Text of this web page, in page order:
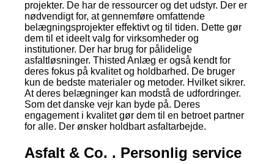
projekter. De har de ressourcer og det udstyr. Der er
nødvendigt for, at gennemføre omfattende
belægningsprojekter effektivt og til tiden. Dette gør
dem til et ideelt valg for virksomheder og
institutioner. Der har brug for pålidelige
asfaltløsninger. Thisted Anlæg er også kendt for
deres fokus på kvalitet og holdbarhed. De bruger
kun de bedste materialer og metoder. Hvilket sikrer.
At deres belægninger kan modstå de udfordringer.
Som det danske vejr kan byde på. Deres
engagement i kvalitet gør dem til en betroet partner
for alle. Der ønsker holdbart asfaltarbejde.
Asfalt & Co. . Personlig service